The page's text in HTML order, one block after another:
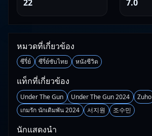
22 7.0
หมวดที่เกี่ยวข้อง
ซีรี่ย์ ซีรี่ย์ซับไทย หนังชีวิต
แท็กที่เกี่ยวข้อง
Under The Gun Under The Gun 2024 Zuho
เกมรัก นักเดิมพัน 2024
서지원 조수민
นักแสดงนำ